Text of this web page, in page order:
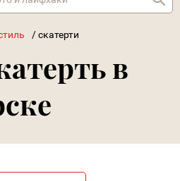
/скатерти
в